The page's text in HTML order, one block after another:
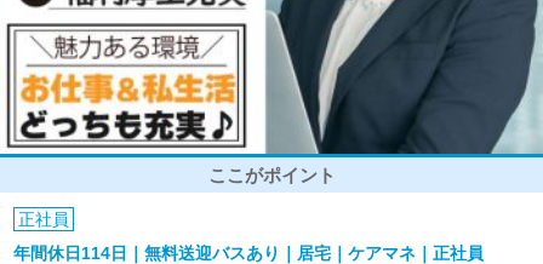
ここがポイント
正社員
年間休日114日｜無料送迎バスあり｜居宅｜ケアマネ｜正社員